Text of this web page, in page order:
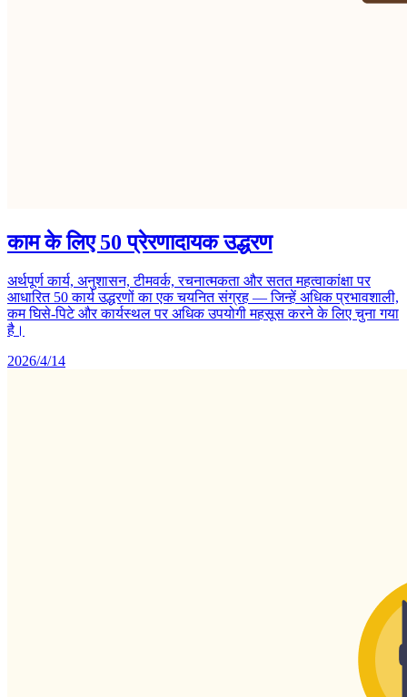
काम के लिए 50 प्रेरणादायक उद्धरण
अर्थपूर्ण कार्य, अनुशासन, टीमवर्क, रचनात्मकता और सतत महत्वाकांक्षा पर
आधारित 50 कार्य उद्धरणों का एक चयनित संग्रह — जिन्हें अधिक प्रभावशाली,
कम घिसे-पिटे और कार्यस्थल पर अधिक उपयोगी महसूस करने के लिए चुना गया
है।
2026/4/14